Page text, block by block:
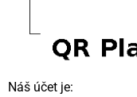
Náš účet je: